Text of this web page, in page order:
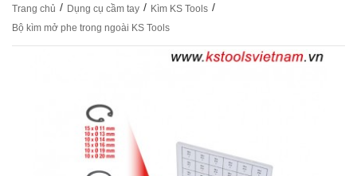
Trang chủ / Dụng cụ cầm tay / Kìm KS Tools /
Bộ kìm mở phe trong ngoài KS Tools